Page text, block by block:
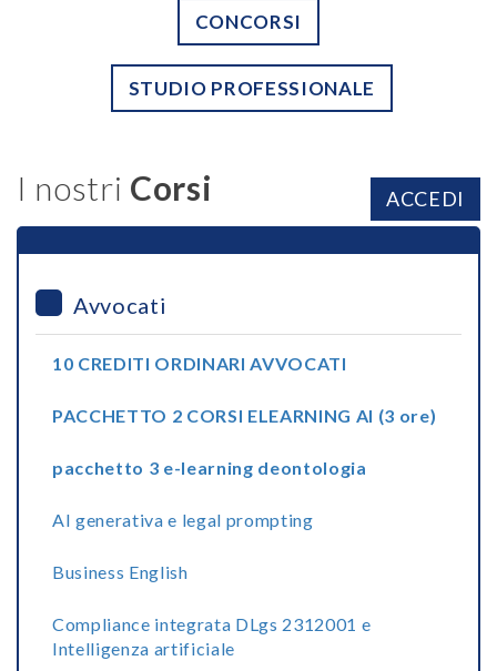
CONCORSI
STUDIO PROFESSIONALE
I nostri Corsi ACCEDI
Avvocati
10 CREDITI ORDINARI AVVOCATI
PACCHETTO 2 CORSI ELEARNING AI (3 ore)
pacchetto 3 e-learning deontologia
AI generativa e legal prompting
Business English
Compliance integrata DLgs 2312001 e
Intelligenza artificiale